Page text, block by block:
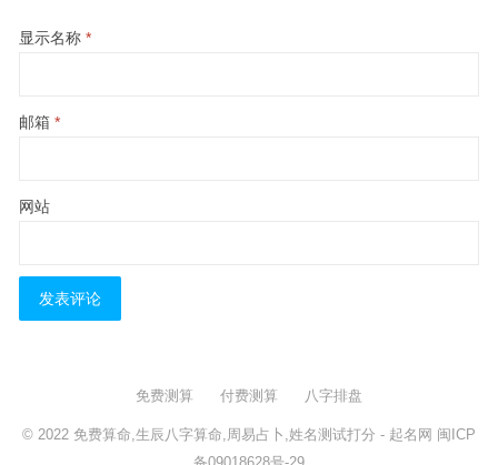
显示名称 *
邮箱 *
网站
免费测算 付费测算 八字排盘
© 2022 免费算命,生辰八字算命,周易占卜,姓名测试打分 - 起名网 闽ICP